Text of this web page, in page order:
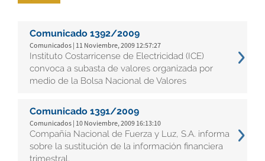
Comunicado 1392/2009
Comunicados | 11 Noviembre, 2009 12:57:27
Instituto Costarricense de Electricidad (ICE)
convoca a subasta de valores organizada por
medio de la Bolsa Nacional de Valores
Comunicado 1391/2009
Comunicados | 10 Noviembre, 2009 16:13:10
Compañía Nacional de Fuerza y Luz, S.A. informa
sobre la sustitución de la información financiera
trimestral.